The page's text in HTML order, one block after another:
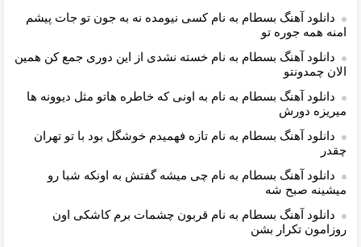
دانلود آهنگ بسطام به نام کسی نیومده نه به جون تو جات پیشم
امنه همه جوره تو
دانلود آهنگ بسطام به نام خسته نشدی از این دوری جمع کن همین
الان چمدونتو
دانلود آهنگ بسطام به نام به اونی که خاطره هاتو مثل دیوونه ها
میریزه دورش
دانلود آهنگ بسطام به نام تازه فهمیدم خوشگل بود با تو تهران
چقدر
دانلود آهنگ بسطام به نام چی میشه گفتش به اونکه شبا رو
میشینه صبح شه
دانلود آهنگ بسطام به نام قربون چشمات برم کاشکی اون
روزامون تکرار بشن